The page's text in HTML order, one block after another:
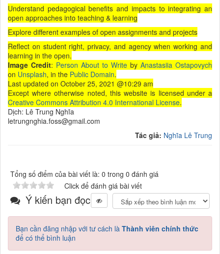
Understand pedagogical benefits and impacts to integrating an
open approaches into teaching & learning
Explore different examples of open assignments and projects
Reflect on student right, privacy, and agency when working and
learning in the open.
Image Credit: Person About to Write by Anastasiia Ostapovych
on Unsplash, in the Public Domain.
Last updated on October 25, 2021 @10:29 am
Except where otherwise noted, this website is licensed under a
Creative Commons Attribution 4.0 International License.
Dịch: Lê Trung Nghĩa
letrungnghia.foss@gmail.com
Tác giả: Nghĩa Lê Trung
Tổng số điểm của bài viết là: 0 trong 0 đánh giá
Click để đánh giá bài viết
Ý kiến bạn đọc
Bạn cần đăng nhập với tư cách là Thành viên chính thức
để có thể bình luận